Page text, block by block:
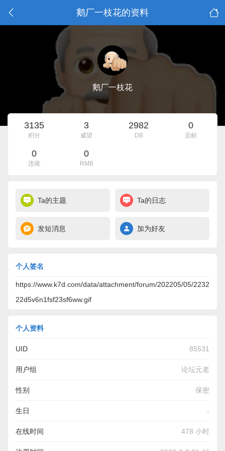
鹅厂一枝花的资料
鹅厂一枝花
3135
积分
3
威望
2982
DB
0
贡献
0
违规
0
RMB
Ta的主题 Ta的日志
发短消息 加为好友
个人签名
https://www.k7d.com/data/attachment/forum/202205/05/2232
22d5v6n1fsf23sf6ww.gif
个人资料
UID 85531
用户组 论坛元老
性别 保密
生日 -
在线时间 478 小时